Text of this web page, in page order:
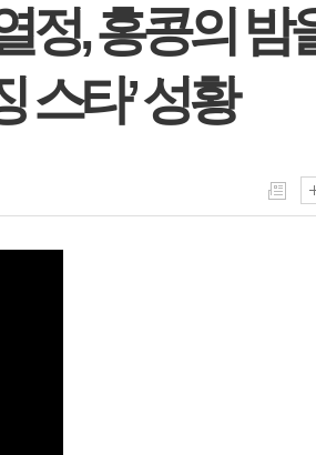
정, 홍콩의 밤
스타’ 성황